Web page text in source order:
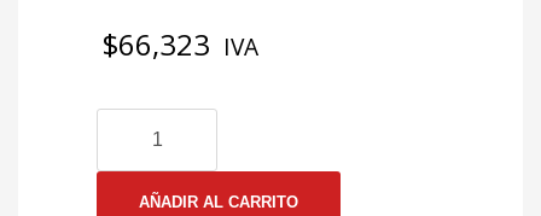
$66,323 IVA
EMP
CULATAAÑADIR AL CARRITO